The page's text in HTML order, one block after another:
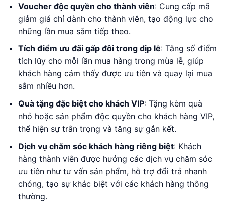
Voucher độc quyền cho thành viên: Cung cấp mã
giảm giá chỉ dành cho thành viên, tạo động lực cho
những lần mua sắm tiếp theo.
Tích điểm ưu đãi gấp đôi trong dịp lễ: Tăng số điểm
tích lũy cho mỗi lần mua hàng trong mùa lễ, giúp
khách hàng cảm thấy được ưu tiên và quay lại mua
sắm nhiều hơn.
Quà tặng đặc biệt cho khách VIP: Tặng kèm quà
nhỏ hoặc sản phẩm độc quyền cho khách hàng VIP,
thể hiện sự trân trọng và tăng sự gắn kết.
Dịch vụ chăm sóc khách hàng riêng biệt: Khách
hàng thành viên được hưởng các dịch vụ chăm sóc
ưu tiên như tư vấn sản phẩm, hỗ trợ đổi trả nhanh
chóng, tạo sự khác biệt với các khách hàng thông
thường.